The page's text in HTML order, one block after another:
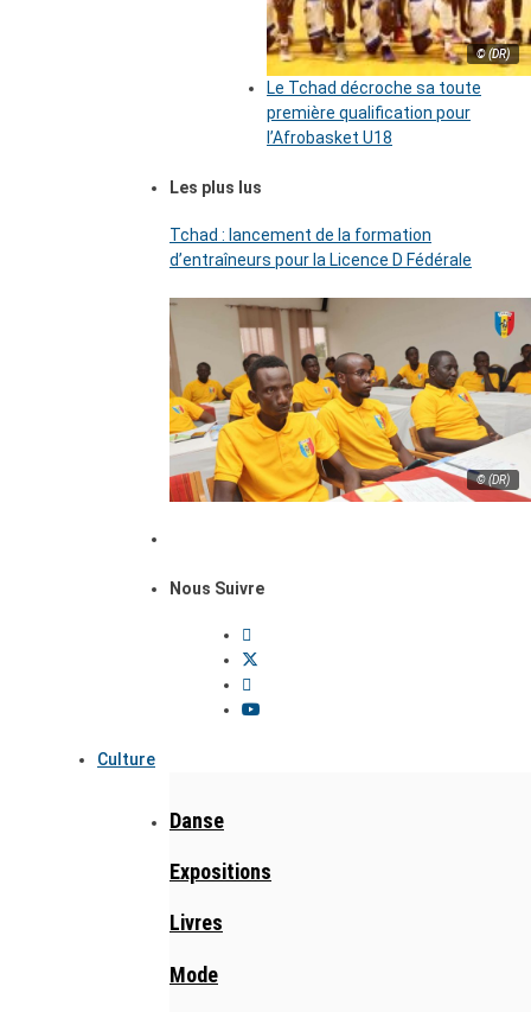
© (DR)
Le Tchad décroche sa toute
première qualification pour
l’Afrobasket U18
Les plus lus
Tchad : lancement de la formation
d’entraîneurs pour la Licence D Fédérale
© (DR)
Nous Suivre
Culture
Danse
Expositions
Livres
Mode